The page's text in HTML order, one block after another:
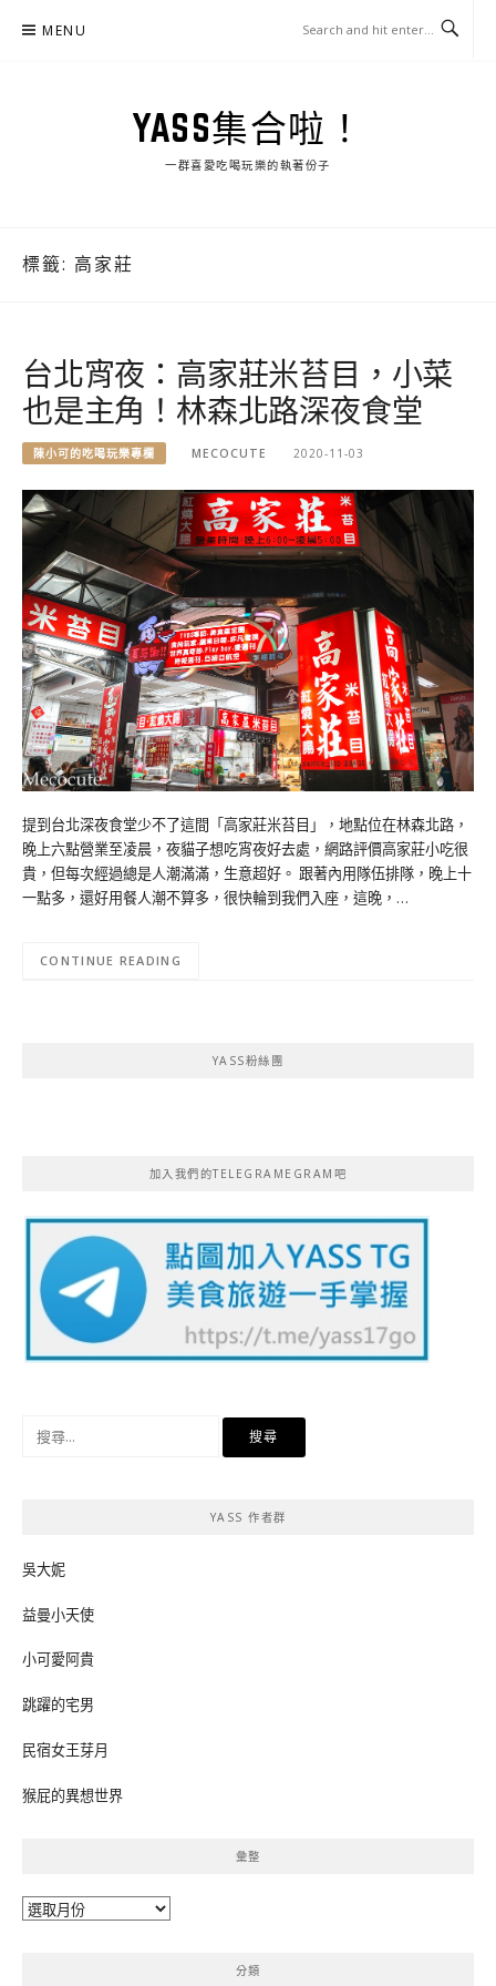
MENU
YASS集合啦！
一群喜愛吃喝玩樂的執著份子
標籤: 高家莊
台北宵夜：高家莊米苔目，小菜
也是主角！林森北路深夜食堂
陳小可的吃喝玩樂專欄 MECOCUTE 2020-11-03
提到台北深夜食堂少不了這間「高家莊米苔目」，地點位在林森北路，
晚上六點營業至凌晨，夜貓子想吃宵夜好去處，網路評價高家莊小吃很
貴，但每次經過總是人潮滿滿，生意超好。 跟著內用隊伍排隊，晚上十
一點多，還好用餐人潮不算多，很快輪到我們入座，這晚，…
CONTINUE READING
YASS粉絲團
加入我們的TELEGRAMEGRAM吧
YASS 作者群
吳大妮
益曼小天使
小可愛阿貴
跳躍的宅男
民宿女王芽月
猴屁的異想世界
彙整
彙
分類